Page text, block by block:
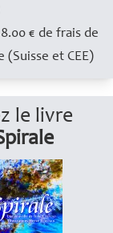
€ de frais de
et CEE)
le livre